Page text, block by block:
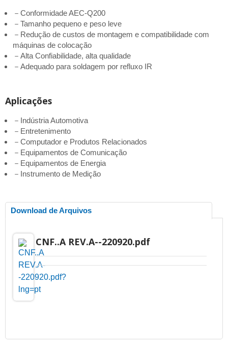
－Conformidade AEC-Q200
－Tamanho pequeno e peso leve
－Redução de custos de montagem e compatibilidade com
máquinas de colocação
－Alta Confiabilidade, alta qualidade
－Adequado para soldagem por refluxo IR
Aplicações
－Indústria Automotiva
－Entretenimento
－Computador e Produtos Relacionados
－Equipamentos de Comunicação
－Equipamentos de Energia
－Instrumento de Medição
Download de Arquivos
CNF..A REV.A--220920.pdf